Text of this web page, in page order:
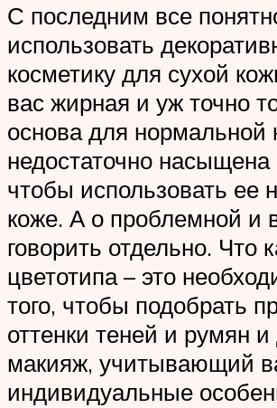
С последним все
использовать
косметику для сухой
вас жирная и уж точно
основа для нормальной
недостаточно насыщена
чтобы использовать ее
коже. А о проблемной и
говорить отдельно. Что
цветотипа – это
того, чтобы подобрать
оттенки теней и румян и
макияж, учитывающий
индивидуальные